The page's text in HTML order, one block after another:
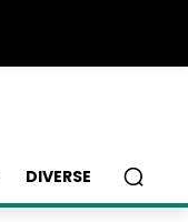
DIVERSE